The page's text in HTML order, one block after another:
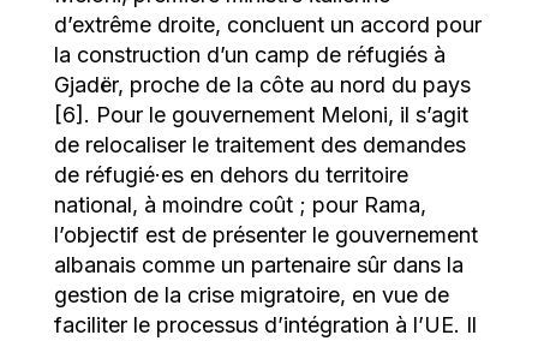
d’extrême droite, concluent un accord pour
la construction d’un camp de réfugiés à
Gjadër, proche de la côte au nord du pays
[6]. Pour le gouvernement Meloni, il s’agit
de relocaliser le traitement des demandes
de réfugié·es en dehors du territoire
national, à moindre coût ; pour Rama,
l’objectif est de présenter le gouvernement
albanais comme un partenaire sûr dans la
gestion de la crise migratoire, en vue de
faciliter le processus d’intégration à l’UE. Il